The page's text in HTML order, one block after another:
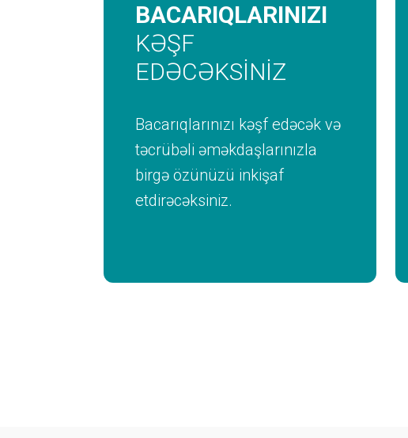
BACARIQLARINIZI
KƏŞF
EDƏCƏKSİNİZ
Bacarıqlarınızı kəşf edəcək və
təcrübəli əməkdaşlarınızla
birgə özünüzü inkişaf
etdirəcəksiniz.